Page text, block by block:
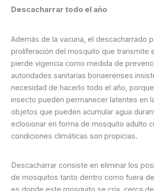
Descacharrar todo el año
Además de la vacuna, el descacharrado
proliferación del mosquito que transmite
pierde vigencia como medida de
autoridades sanitarias bonaerenses
necesidad de hacerlo todo el año,
insecto pueden permanecer latentes en
objetos que pueden acumular agua
eclosionar en forma de mosquito adulto
condiciones climáticas son propicias.
Descacharrar consiste en eliminar los
de mosquitos tanto dentro como fuera